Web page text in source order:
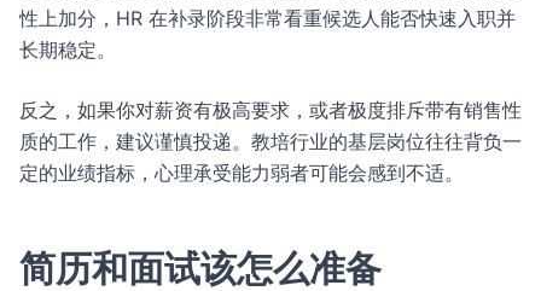
性上加分，HR 在补录阶段非常看重候选人能否快速入职并
长期稳定。
反之，如果你对薪资有极高要求，或者极度排斥带有销售性
质的工作，建议谨慎投递。教培行业的基层岗位往往背负一
定的业绩指标，心理承受能力弱者可能会感到不适。
简历和面试该怎么准备